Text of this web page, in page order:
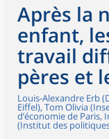
Après la
enfant,
travail
pères et
Louis-Alexandre Erb
Eiffel), Tom Olivia
d’économie de
(Institut des